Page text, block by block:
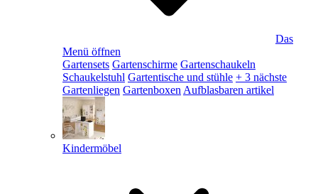
Das
Menü öffnen
Gartensets Gartenschirme Gartenschaukeln
Schaukelstuhl Gartentische und stühle + 3 nächste
Gartenliegen Gartenboxen Aufblasbaren artikel
Kindermöbel